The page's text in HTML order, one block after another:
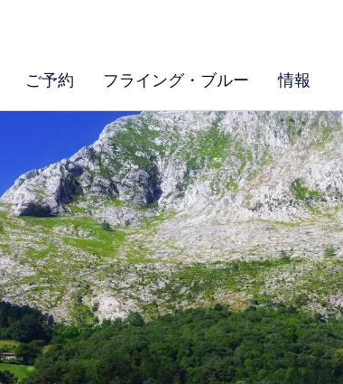
ご予約 フライング・ブルー 情報